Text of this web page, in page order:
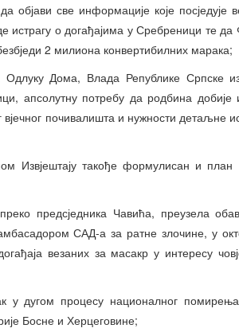
објави све информације које посједује
истрагу о догађајима у Сребреници те
2 милиона конвертибилних марака;
Дома, Влада Републике Српске
апсолутну потребу да родбина
почивалишта и нужности детаљне
Извјештају такође формулисан и план
предсједника Чавића, преузела
САД-а за ратне злочине, у
везаних за масакр у интересу
у дугом процесу националног
Босне и Херцеговине;